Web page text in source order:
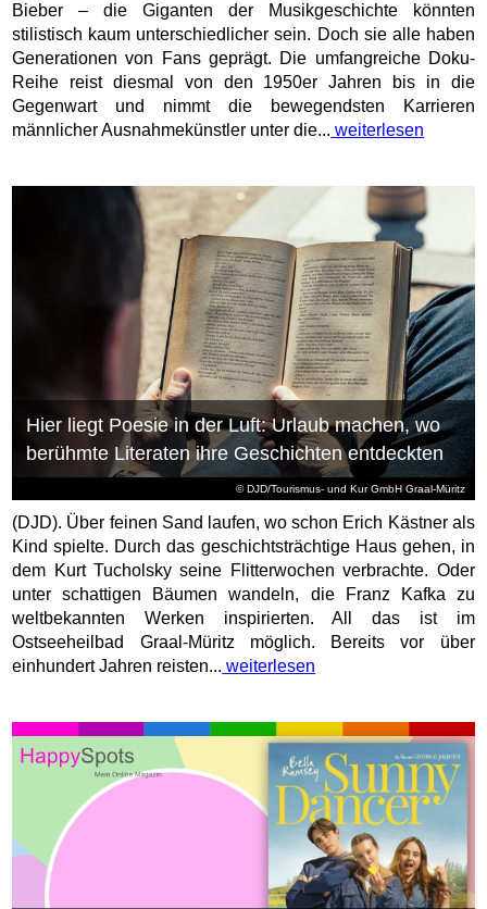
Bieber – die Giganten der Musikgeschichte könnten
stilistisch kaum unterschiedlicher sein. Doch sie alle haben
Generationen von Fans geprägt. Die umfangreiche Doku-
Reihe reist diesmal von den 1950er Jahren bis in die
Gegenwart und nimmt die bewegendsten Karrieren
männlicher Ausnahmekünstler unter die... weiterlesen
© DJD/Tourismus- und Kur GmbH Graal-Müritz
Hier liegt Poesie in der Luft: Urlaub machen, wo
berühmte Literaten ihre Geschichten entdeckten
(DJD). Über feinen Sand laufen, wo schon Erich Kästner als
Kind spielte. Durch das geschichtsträchtige Haus gehen, in
dem Kurt Tucholsky seine Flitterwochen verbrachte. Oder
unter schattigen Bäumen wandeln, die Franz Kafka zu
weltbekannten Werken inspirierten. All das ist im
Ostseeheilbad Graal-Müritz möglich. Bereits vor über
einhundert Jahren reisten... weiterlesen